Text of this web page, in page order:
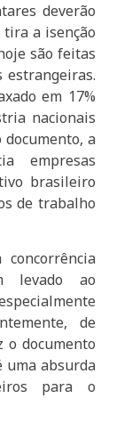
deverão
a isenção
são feitas
em 17%
nacionais
documento, a
empresas
brasileiro
de trabalho
levado ao
de
o documento
uma absurda
para o